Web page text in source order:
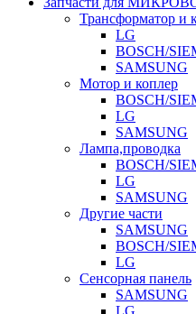
Трансформатор и
LG
BOSCH/
SAMSUNG
Мотор и коплер
BOSCH/
LG
SAMSUNG
Лампа,проводка
BOSCH/
LG
SAMSUNG
Другие части
SAMSUNG
BOSCH/
LG
Сенсорная панель
SAMSUNG
LG